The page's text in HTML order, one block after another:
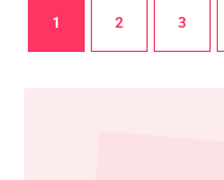
1 2 3